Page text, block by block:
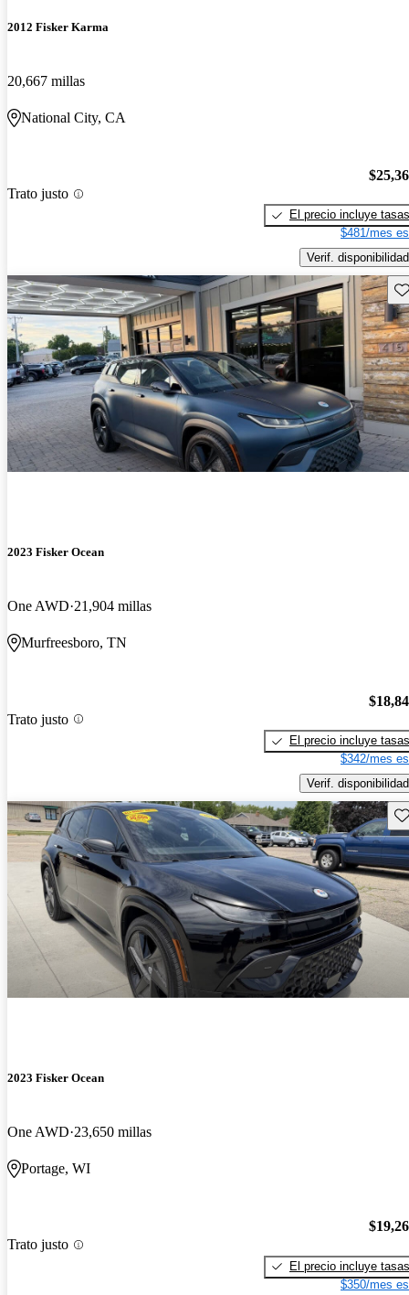
2012 Fisker Karma
20,667 millas
National City, CA
Trato justo
El precio incluye tasas
$481/mes
Verif. disponibilidad
2023 Fisker Ocean
One AWD 21,904 millas
Murfreesboro, TN
Trato justo
El precio incluye tasas
$342/mes
Verif. disponibilidad
2023 Fisker Ocean
One AWD 23,650 millas
Portage, WI
Trato justo
El precio incluye tasas
$350/mes